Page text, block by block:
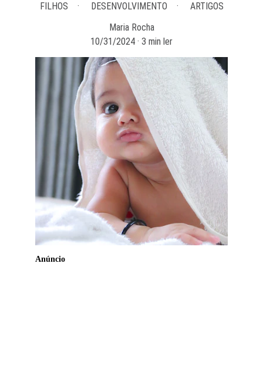
FILHOS
DESENVOLVIMENTO
ARTIGOS
Maria Rocha
10/31/2024 3 min ler